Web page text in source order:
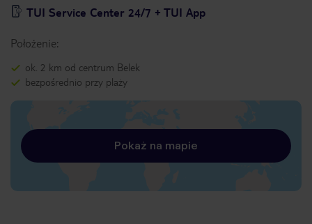
TUI Service Center 24/7 + TUI App
Położenie:
ok. 2 km od centrum Belek
bezpośrednio przy plaży
Pokaż na mapie